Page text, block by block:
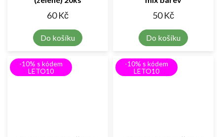
60 Kč
Do košíku
50 Kč
Do košíku
-10% s kódem
LETO10
-10% s kódem
LETO10